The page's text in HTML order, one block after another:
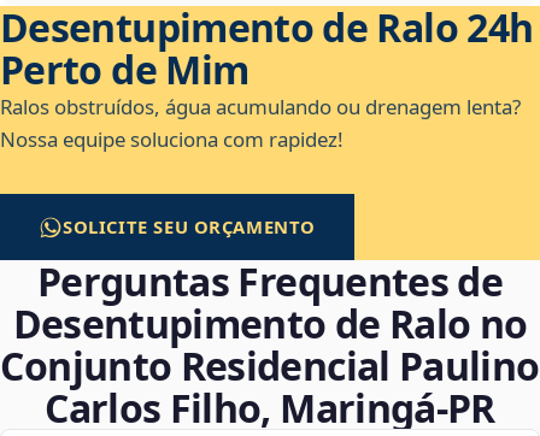
Desentupimento de Ralo 24h
Perto de Mim
Ralos obstruídos, água acumulando ou drenagem lenta?
Nossa equipe soluciona com rapidez!
SOLICITE SEU ORÇAMENTO
Perguntas Frequentes de
Desentupimento de Ralo no
Conjunto Residencial Paulino
Carlos Filho, Maringá‑PR